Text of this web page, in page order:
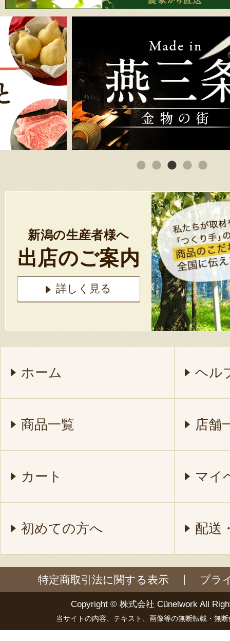
新潟の生産者様へ
出店のご案内
詳しく見る
ホーム ヘル
商品一覧 店舗
カート マイ
初めての方へ 配送
特定商取引法に関する表示 プラ
Copyright © 株式会社 Cünelwork All
当サイトの内容、テキスト、画像等の無断転載・無